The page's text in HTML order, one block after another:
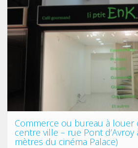
Commerce ou bureau à louer
centre ville – rue Pont d’Avroy
mètres du cinéma Palace)